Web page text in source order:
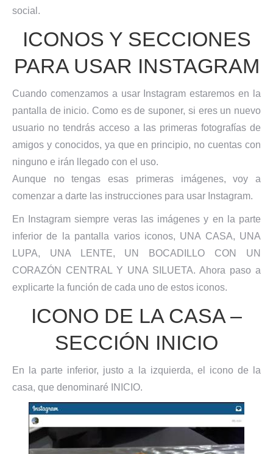
social.
ICONOS Y SECCIONES
PARA USAR INSTAGRAM
Cuando comenzamos a usar Instagram estaremos en la
pantalla de inicio. Como es de suponer, si eres un nuevo
usuario no tendrás acceso a las primeras fotografías de
amigos y conocidos, ya que en principio, no cuentas con
ninguno e irán llegado con el uso.
Aunque no tengas esas primeras imágenes, voy a
comenzar a darte las instrucciones para usar Instagram.
En Instagram siempre veras las imágenes y en la parte
inferior de la pantalla varios iconos, UNA CASA, UNA
LUPA, UNA LENTE, UN BOCADILLO CON UN
CORAZÓN CENTRAL Y UNA SILUETA. Ahora paso a
explicarte la función de cada uno de estos iconos.
ICONO DE LA CASA –
SECCIÓN INICIO
En la parte inferior, justo a la izquierda, el icono de la
casa, que denominaré INICIO.